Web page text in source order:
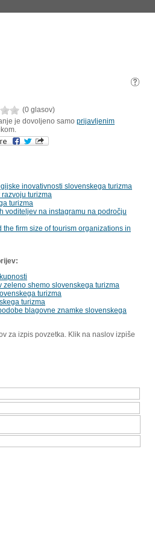
(0 glasov)
je dovoljeno samo prijavljenim
inovativnosti slovenskega turizma
turizma
turizma
voditeljev na instagramu na področju
firm size of tourism organizations in
shemo slovenskega turizma
turizma
turizma
blagovne znamke slovenskega
za izpis povzetka. Klik na naslov izpiše